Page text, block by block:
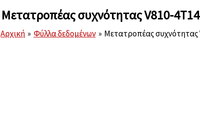
Μετατροπέας συχνότητας V810-
Αρχική Φύλλα δεδομένων Μετατροπέας συχνότητας